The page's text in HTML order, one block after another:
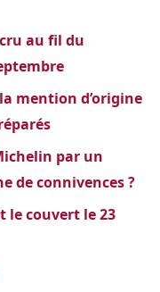
au fil du
mention d’origine
par un
de connivences ?
le couvert le 23